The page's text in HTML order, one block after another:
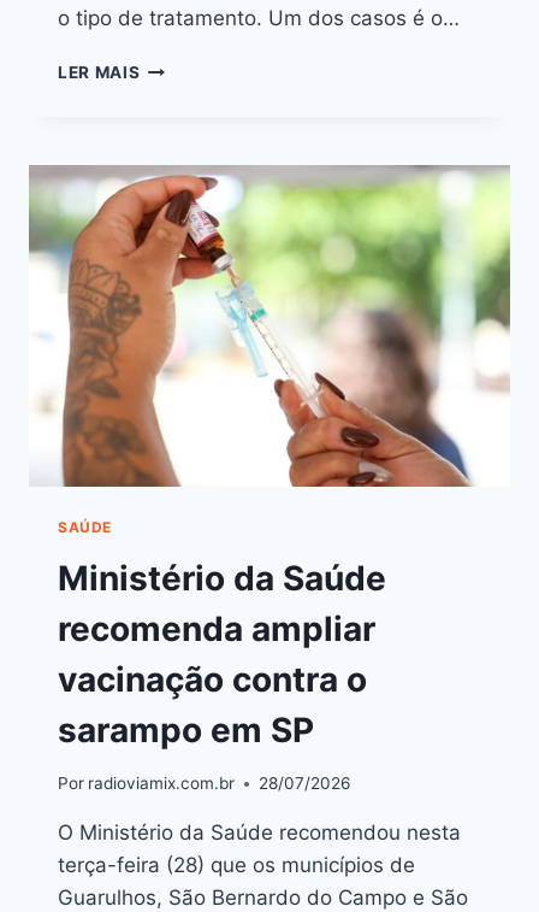
o tipo de tratamento. Um dos casos é o…
LER MAIS
SAÚDE
Ministério da Saúde
recomenda ampliar
vacinação contra o
sarampo em SP
Por radioviamix.com.br 28/07/2026
O Ministério da Saúde recomendou nesta
terça-feira (28) que os municípios de
Guarulhos, São Bernardo do Campo e São